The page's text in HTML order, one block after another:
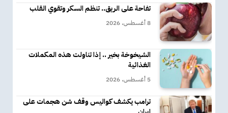
تفاحة على الريق.. تنظم السكر وتقوي القلب
8 أغسطس، 2026
الشيخوخة بخير .. إذا تناولت هذه المكملات
الغذائية
5 أغسطس، 2026
ترامب يكشف كواليس وقف شن هجمات على